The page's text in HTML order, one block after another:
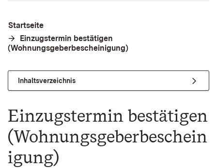
Startseite
Einzugstermin bestätigen
(Wohnungsgeberbescheinigung)
Inhaltsverzeichnis
Einzugstermin bestätigen
(Wohnungsgeberbeschein
igung)